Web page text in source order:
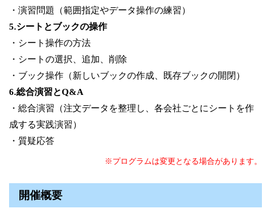
・演習問題（範囲指定やデータ操作の練習）
5.シートとブックの操作
・シート操作の方法
・シートの選択、追加、削除
・ブック操作（新しいブックの作成、既存ブックの開閉）
6.総合演習とQ&A
・総合演習（注文データを整理し、各会社ごとにシートを作
成する実践演習）
・質疑応答
※プログラムは変更となる場合があります。
開催概要